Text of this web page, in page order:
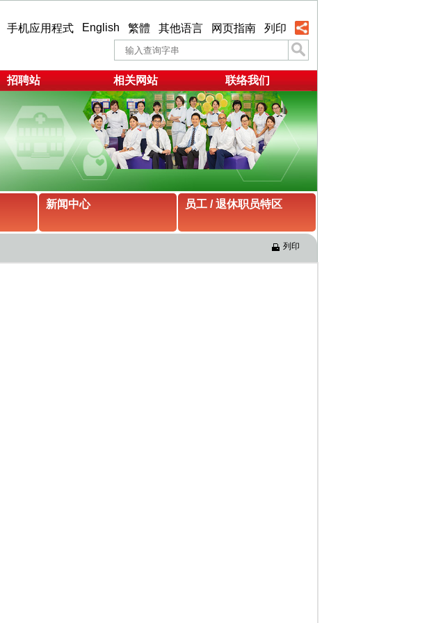
手机应用程式 English 繁體 其他语言 网页指南 列印
招聘站 相关网站 联络我们
新闻中心 员工 / 退休职员特区
列印